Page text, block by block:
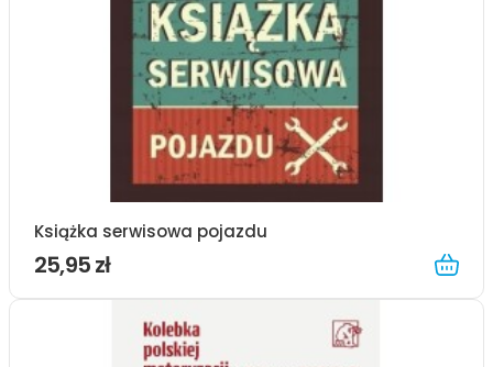
Książka serwisowa pojazdu
25,95 zł